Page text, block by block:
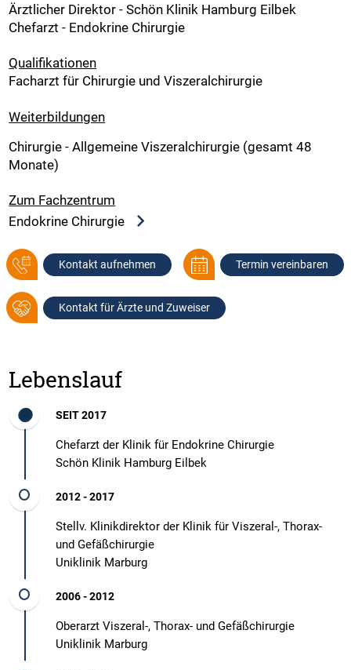
Ärztlicher Direktor - Schön Klinik Hamburg Eilbek
Chefarzt - Endokrine Chirurgie
Qualifikationen
​​​Facharzt für Chirurgie und Viszeralchirurgie
Weiterbildungen
Chirurgie - Allgemeine Viszeralchirurgie (gesamt 48
Monate)
Zum Fachzentrum
Endokrine Chirurgie
Kontakt aufnehmen Termin vereinbaren
Kontakt für Ärzte und Zuweiser
Lebenslauf
SEIT 2017
Chefarzt der Klinik für Endokrine Chirurgie
​​​​​​​Schön Klinik Hamburg Eilbek
2012 - 2017
Stellv. Klinikdirektor der Klinik für Viszeral-, Thorax-
und Gefäßchirurgie
​​​​​​​Uniklinik Marburg
2006 - 2012
Oberarzt Viszeral-, Thorax- und Gefäßchirurgie
​​​​​​​Uniklinik Marburg